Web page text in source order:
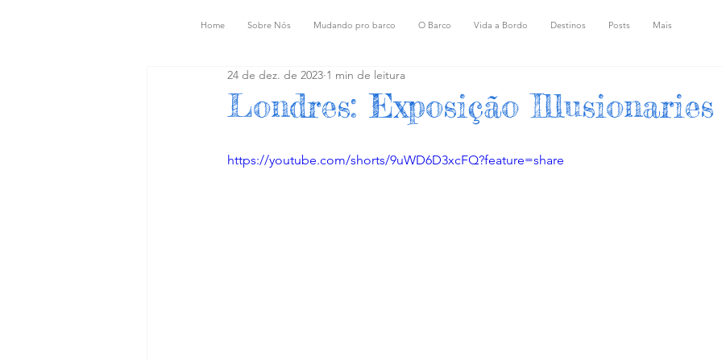
Home Sobre Nós Mudando pro barco O Barco Vida a Bordo Destinos Posts Mais
Londres: Exposição Illusionaries
24 de dez. de 2023 1 min de leitura
https://youtube.com/shorts/9uWD6D3xcFQ?feature=share